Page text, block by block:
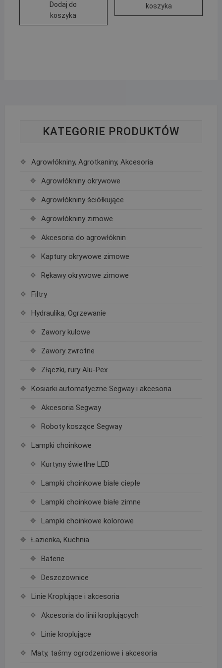
Dodaj do
koszyka
koszyka
KATEGORIE PRODUKTÓW
Agrowłókniny, Agrotkaniny, Akcesoria
Agrowłókniny okrywowe
Agrowłókniny ściółkujące
Agrowłókniny zimowe
Akcesoria do agrowłóknin
Kaptury okrywowe zimowe
Rękawy okrywowe zimowe
Filtry
Hydraulika, Ogrzewanie
Zawory kulowe
Zawory zwrotne
Złączki, rury Alu-Pex
Kosiarki automatyczne Segway i akcesoria
Akcesoria Segway
Roboty koszące Segway
Lampki choinkowe
Kurtyny świetlne LED
Lampki choinkowe białe ciepłe
Lampki choinkowe białe zimne
Lampki choinkowe kolorowe
Łazienka, Kuchnia
Baterie
Deszczownice
Linie Kroplujące i akcesoria
Akcesoria do linii kroplujących
Linie kroplujące
Maty, taśmy ogrodzeniowe i akcesoria